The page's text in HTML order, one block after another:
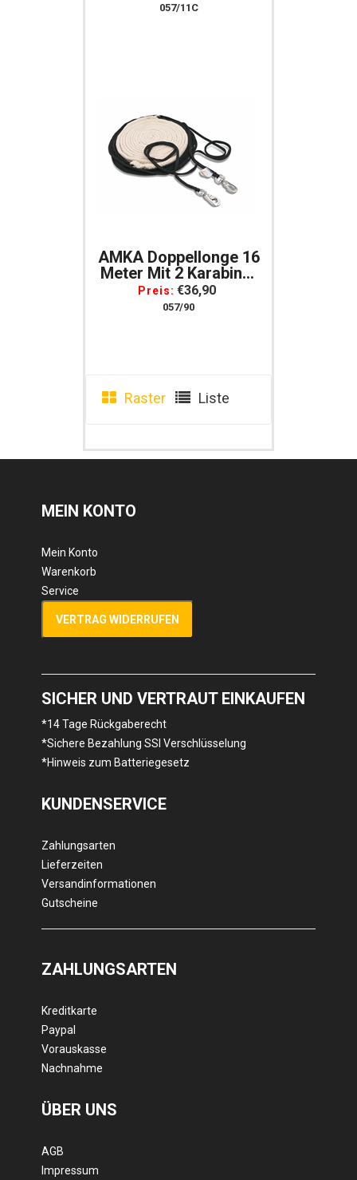
057/11C
AMKA Doppellonge 16
Meter Mit 2 Karabiner
+ Propylen
Preis: €36,90
057/90
Raster Liste
MEIN KONTO
Mein Konto
Warenkorb
Service
VERTRAG WIDERRUFEN
SICHER UND VERTRAUT EINKAUFEN
*14 Tage Rückgaberecht
*Sichere Bezahlung SSl Verschlüsselung
*Hinweis zum Batteriegesetz
KUNDENSERVICE
Zahlungsarten
Lieferzeiten
Versandinformationen
Gutscheine
ZAHLUNGSARTEN
Kreditkarte
Paypal
Vorauskasse
Nachnahme
ÜBER UNS
AGB
Impressum